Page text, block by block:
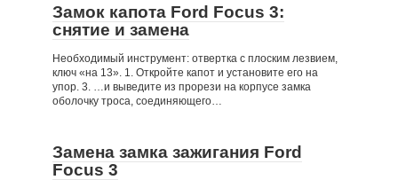
Замок капота Ford Focus 3:
снятие и замена
Необходимый инструмент: отвертка с плоским лезвием,
ключ «на 13». 1. Откройте капот и установите его на
упор. 3. …и выведите из прорези на корпусе замка
оболочку троса, соединяющего…
Замена замка зажигания Ford
Focus 3